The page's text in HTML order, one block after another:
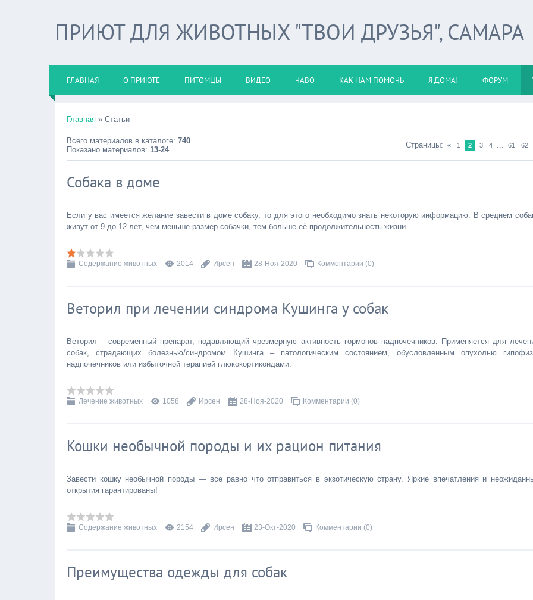
ПРИЮТ ДЛЯ ЖИВОТНЫХ "ТВОИ ДРУЗЬЯ", САМАРА
ГЛАВНАЯ О ПРИЮТЕ ПИТОМЦЫ ВИДЕО ЧАВО КАК НАМ ПОМОЧЬ Я ДОМА! ФОРУМ
Главная » Статьи
Всего материалов в каталоге: 740
Показано материалов: 13-24
Страницы: « 1 2 3 4 ... 61 62
Собака в доме
Если у вас имеется желание завести в доме собаку, то для этого необходимо знать некоторую информацию. В среднем
живут от 9 до 12 лет, чем меньше размер собачки, тем больше её продолжительность жизни.
Содержание животных 2014 Ирсен 28-Ноя-2020 Комментарии (0)
Веторил при лечении синдрома Кушинга у собак
Веторил – современный препарат, подавляющий чрезмерную активность гормонов надпочечников. Применяется для
собак, страдающих болезнью/синдромом Кушинга – патологическим состоянием, обусловленным опухолью
надпочечников или избыточной терапией глюкокортикоидами.
Лечение животных 1058 Ирсен 28-Ноя-2020 Комментарии (0)
Кошки необычной породы и их рацион питания
Завести кошку необычной породы — все равно что отправиться в экзотическую страну. Яркие впечатления и
открытия гарантированы!
Содержание животных 2154 Ирсен 23-Окт-2020 Комментарии (0)
Преимущества одежды для собак